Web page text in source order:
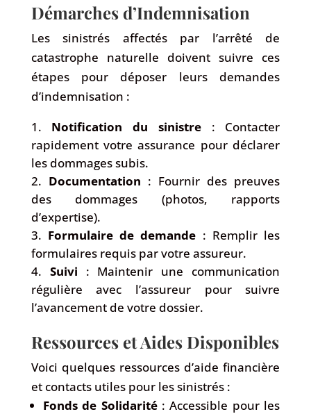
Démarches d’Indemnisation
Les sinistrés affectés par l’arrêté de
catastrophe naturelle doivent suivre ces
étapes pour déposer leurs demandes
d’indemnisation :
Notification du sinistre: Contacter
rapidement votre assurance pour déclarer
les dommages subis.
Documentation : Fournir des preuves
des dommages (photos, rapports
d’expertise).
Formulaire de demande : Remplir les
formulaires requis par votre assureur.
Suivi : Maintenir une communication
régulière avec l’assureur pour suivre
l’avancement de votre dossier.
Ressources et Aides Disponibles
Voici quelques ressources d’aide financière
et contacts utiles pour les sinistrés :
Fonds de Solidarité: Accessible pour les